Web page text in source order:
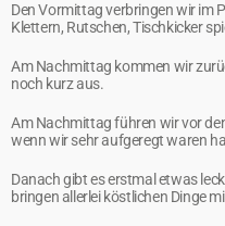
Den Vormittag verbringen wir im
Klettern, Rutschen, Tischkicker
Am Nachmittag kommen wir
noch kurz aus.
Am Nachmittag führen wir vor
wenn wir sehr aufgeregt waren
Danach gibt es erstmal etwas
bringen allerlei köstlichen Dinge